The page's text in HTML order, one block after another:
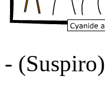
- (Suspiro)